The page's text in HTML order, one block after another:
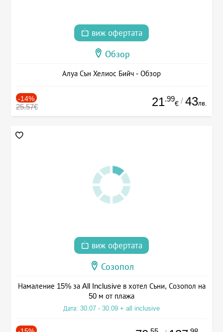
виж офертата
Обзор
Алуа Сън Хелиос Бийч - Обзор
-14%
25.57€ 21.99
€ / 43лв.
виж офертата
Созопол
Намаление 15% за All Inclusive в хотел Съни, Созопол на
50 м от плажа
Дата: 30.07 - 30.09 + all inclusive